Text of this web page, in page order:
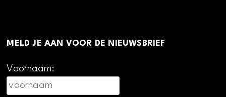
MELD JE AAN VOOR DE NIEUWSBRIEF
Voornaam: